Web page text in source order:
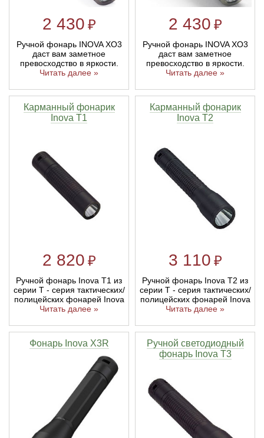
2 430 ₽
Ручной фонарь INOVA XO3
даст вам заметное
превосходство в яркости.
Читать далее »
2 430 ₽
Ручной фонарь INOVA XO3
даст вам заметное
превосходство в яркости.
Читать далее »
Карманный фонарик
Inova T1
2 820 ₽
Ручной фонарь Inova T1 из
серии T - серия тактических/
полицейских фонарей Inova
Читать далее »
Карманный фонарик
Inova T2
3 110 ₽
Ручной фонарь Inova T2 из
серии T - серия тактических/
полицейских фонарей Inova
Читать далее »
Фонарь Inova X3R
Ручной светодиодный
фонарь Inova T3